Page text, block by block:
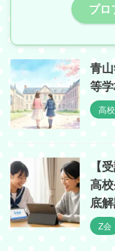
プロ
青
等
高
【
高
底
Z会